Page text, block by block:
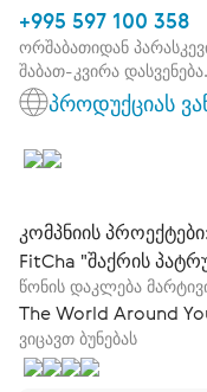
+995 597 100 358
ორშაბათიდან
შაბათ-კვირა დასვენება.
პროდუქციას
კომპნიის
FitCha "შაქრის
წონის დაკლება
The World Around
ვიცავთ ბუნებას